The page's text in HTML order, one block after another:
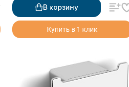
11308A
В корзину
Купить в 1 клик